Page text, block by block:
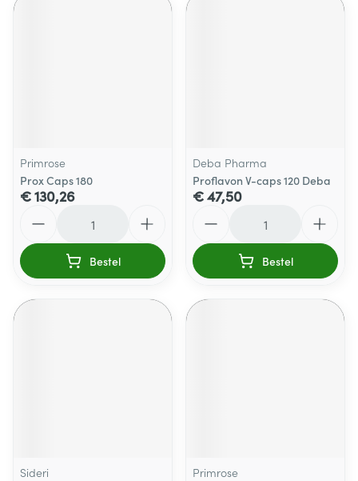
Primrose
Prox Caps 180
€ 130,26
Bestel
Deba Pharma
Proflavon V-caps 120 Deba
€ 47,50
Bestel
Sideri
Primrose